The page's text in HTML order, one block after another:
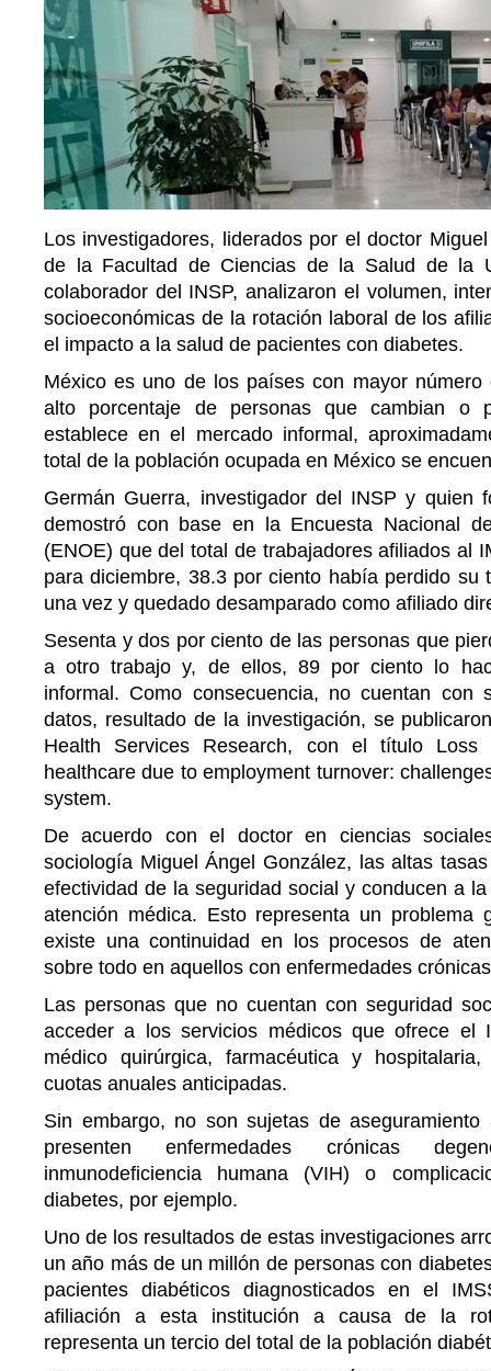
Los investigadores, liderados por el doctor
de la Facultad de Ciencias de la Salud de la
colaborador del INSP, analizaron el volumen,
socioeconómicas de la rotación laboral de los
el impacto a la salud de pacientes con diabetes.
México es uno de los países con mayor
alto porcentaje de personas que cambian o
establece en el mercado informal,
total de la población ocupada en México se
Germán Guerra, investigador del INSP y quien
demostró con base en la Encuesta Nacional
(ENOE) que del total de trabajadores afiliados al
para diciembre, 38.3 por ciento había perdido su
una vez y quedado desamparado como afiliado
Sesenta y dos por ciento de las personas que
a otro trabajo y, de ellos, 89 por ciento lo
informal. Como consecuencia, no cuentan con
datos, resultado de la investigación, se
Health Services Research, con el título
healthcare due to employment turnover:
system.
De acuerdo con el doctor en ciencias
sociología Miguel Ángel González, las altas
efectividad de la seguridad social y conducen a
atención médica. Esto representa un problema
existe una continuidad en los procesos de
sobre todo en aquellos con enfermedades
Las personas que no cuentan con seguridad
acceder a los servicios médicos que ofrece el
médico quirúrgica, farmacéutica y
cuotas anuales anticipadas.
Sin embargo, no son sujetas de aseguramiento
presenten enfermedades crónicas
inmunodeficiencia humana (VIH) o
diabetes, por ejemplo.
Uno de los resultados de estas investigaciones
un año más de un millón de personas con
pacientes diabéticos diagnosticados en el
afiliación a esta institución a causa de la
representa un tercio del total de la población